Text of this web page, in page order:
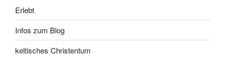
Erlebt
Infos zum Blog
keltisches Christentum